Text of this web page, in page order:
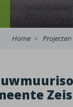
Home Projecten